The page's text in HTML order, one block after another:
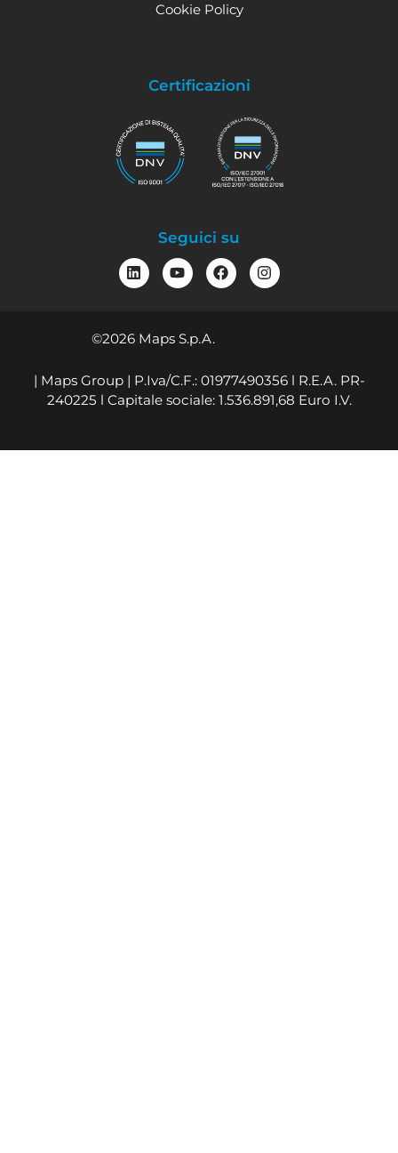
Cookie Policy
Certificazioni
Seguici su
©2026 Maps S.p.A.
| Maps Group | P.Iva/C.F.: 01977490356 l R.E.A. PR-
240225 l Capitale sociale: 1.536.891,68 Euro I.V.